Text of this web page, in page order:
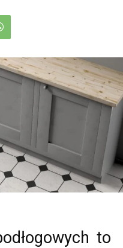
to